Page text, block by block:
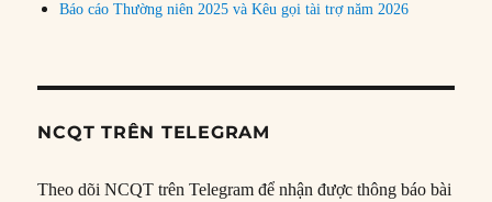
Báo cáo Thường niên 2025 và Kêu gọi tài trợ năm 2026
NCQT TRÊN TELEGRAM
Theo dõi NCQT trên Telegram để nhận được thông báo bài